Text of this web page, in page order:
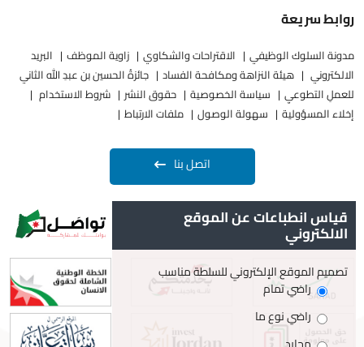
قياس انطباعات عن الموقع
الالكتروني
تصميم الموقع الإلكتروني للسلطة مناسب
راضي تمام
راضي نوع ما
روابط سريعة
مدونة السلوك الوظيفي الاقتراحات والشكاوي زاوية الموظف
البريد
الالكتروني
هيئة النزاهة ومكافحة الفساد
جائزةُ الحسين بن عبدِ الله الثاني
للعملِ التطوعيِ
سياسة الخصوصية حقوق النشر
شروط الاستخدام
إخلاء المسؤولية
سهولة الوصول ملفات الارتباط
اتصل بنا